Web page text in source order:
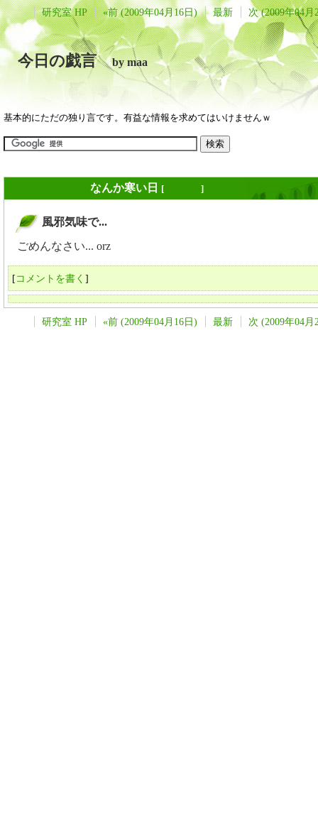
研究室 HP «前 (2009年04月16日) 最新 次 (2009年04月
今日の戯言by maa
基本的にただの独り言です。有益な情報を求めてはいけませんｗ
なんか寒い日 [ ]
風邪気味で...
ごめんなさい... orz
[コメントを書く ]
研究室 HP «前 (2009年04月16日) 最新 次 (2009年04月